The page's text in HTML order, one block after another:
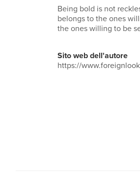
Being bold is not
belongs to the ones
the ones willing to be
Sito web dell'autore
https://